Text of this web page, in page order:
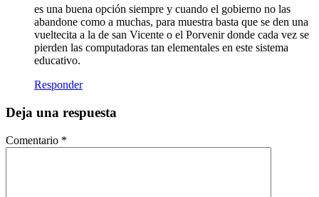
es una buena opción siempre y cuando el gobierno no las
abandone como a muchas, para muestra basta que se den una
vueltecita a la de san Vicente o el Porvenir donde cada vez se
pierden las computadoras tan elementales en este sistema
educativo.
Responder
Deja una respuesta
Comentario *